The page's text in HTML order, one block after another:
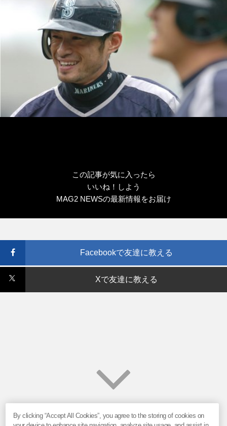
この記事が気に入ったら
いいね！しよう
MAG2 NEWSの最新情報をお届け
Facebookで友達に教える
Xで友達に教える
By clicking “Accept All Cookies”, you agree to the storing of cookies on